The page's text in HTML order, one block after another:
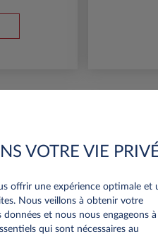
e-MOVE
VOTRE VIE
offrir une expérience optimale et
Nous veillons à obtenir votre
et nous nous engageons à
qui sont nécessaires au